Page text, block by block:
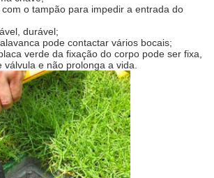
o tampão para impedir a entrada do
durável;
pode contactar vários bocais;
verde da fixação do corpo pode ser fixa,
e não prolonga a vida.